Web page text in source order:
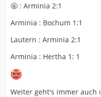
🤬 : Arminia 2:1
Arminia : Bochum 1:1
Lautern : Arminia 2:1
Arminia : Hertha 1: 1
Weiter geht's immer auch